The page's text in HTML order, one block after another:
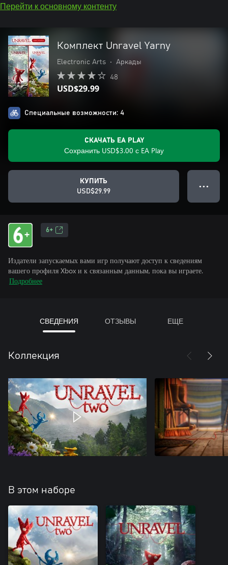
Перейти к основному контенту
Комплект Unravel Yarny
Electronic Arts • Аркады
48
USD$29.99
Специальные возможности: 4
СКАЧАТЬ EA PLAY
Сохранить USD$3.00 с EA Play
КУПИТЬ
USD$29.99
● ● ●
6+
Издатели запускаемых вами игр получают доступ к сведениям
вашего профиля Xbox и к связанным данным, пока вы играете.
Подробнее
СВЕДЕНИЯ ОТЗЫВЫ ЕЩЕ
Коллекция
В этом наборе